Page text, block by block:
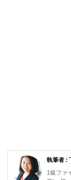
執筆者 :
1級ファ